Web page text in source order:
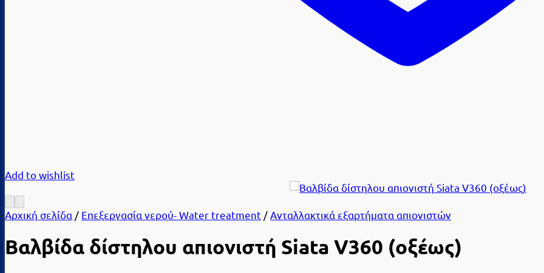
Add to wishlist
Αρχική σελίδα / Επεξεργασία νερού- Water treatment / Ανταλλακτικά εξαρτήματα απιονιστών
Βαλβίδα δίστηλου απιονιστή Siata V360 (οξέως)